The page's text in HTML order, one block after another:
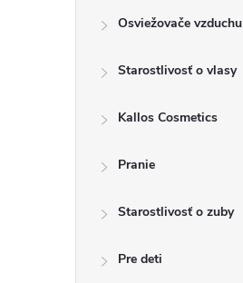
Osviežovače vzduchu
Starostlivosť o vlasy
Kallos Cosmetics
Pranie
Starostlivosť o zuby
Pre deti